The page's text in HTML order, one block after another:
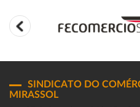
SINDICATO DO
MIRASSOL